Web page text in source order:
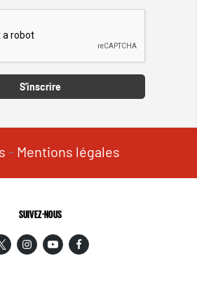
S'inscrire
- Mentions légales
SUIVEZ-NOUS